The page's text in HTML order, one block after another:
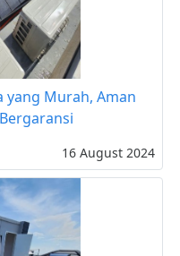
yang Murah, Aman
16 August 2024